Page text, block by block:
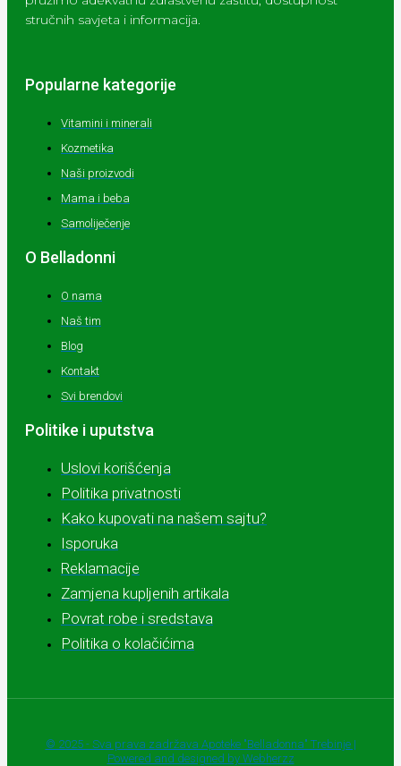
stručnih savjeta i informacija.
Popularne kategorije
Vitamini i minerali
Kozmetika
Naši proizvodi
Mama i beba
Samoliječenje
O Belladonni
O nama
Naš tim
Blog
Kontakt
Svi brendovi
Politike i uputstva
Uslovi korišćenja
Politika privatnosti
Kako kupovati na našem sajtu?
Isporuka
Reklamacije
Zamjena kupljenih artikala
Povrat robe i sredstava
Politika o kolačićima
© 2025 - Sva prava zadržava Apoteke "Belladonna" Trebinje |
Powered and designed by Webherzz